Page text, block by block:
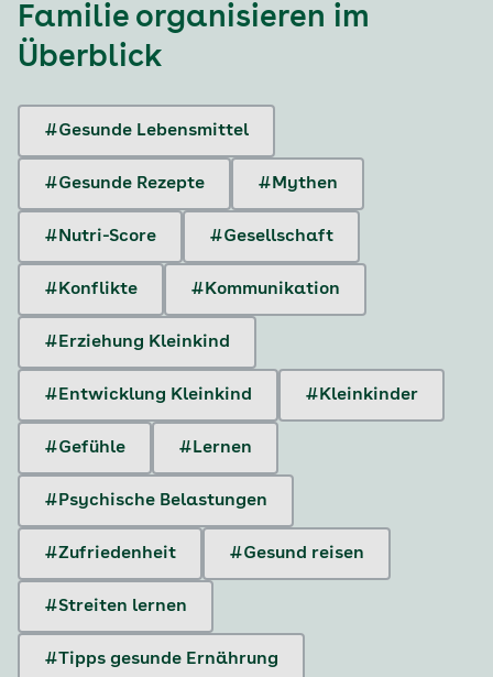
Familie organisieren im
Überblick
#Gesunde Lebensmittel
#Gesunde Rezepte #Mythen
#Nutri-Score #Gesellschaft
#Konflikte #Kommunikation
#Erziehung Kleinkind
#Entwicklung Kleinkind #Kleinkinder
#Gefühle #Lernen
#Psychische Belastungen
#Zufriedenheit #Gesund reisen
#Streiten lernen
#Tipps gesunde Ernährung